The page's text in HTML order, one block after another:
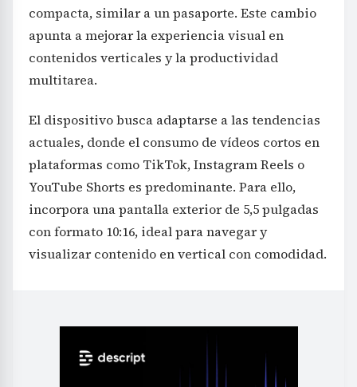
compacta, similar a un pasaporte. Este cambio
apunta a mejorar la experiencia visual en
contenidos verticales y la productividad
multitarea.
El dispositivo busca adaptarse a las tendencias
actuales, donde el consumo de vídeos cortos en
plataformas como TikTok, Instagram Reels o
YouTube Shorts es predominante. Para ello,
incorpora una pantalla exterior de 5,5 pulgadas
con formato 10:16, ideal para navegar y
visualizar contenido en vertical con comodidad.